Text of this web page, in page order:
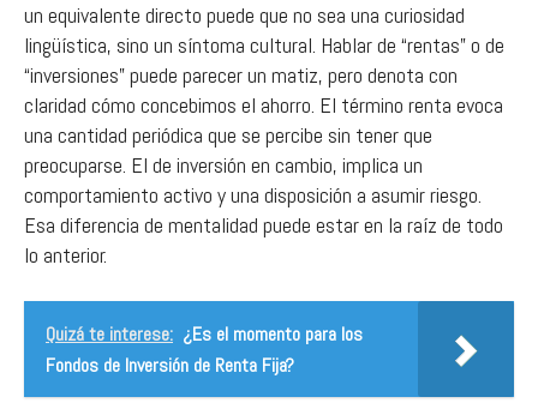
un equivalente directo puede que no sea una curiosidad
lingüística, sino un síntoma cultural. Hablar de “rentas” o de
“inversiones” puede parecer un matiz, pero denota con
claridad cómo concebimos el ahorro. El término renta evoca
una cantidad periódica que se percibe sin tener que
preocuparse. El de inversión en cambio, implica un
comportamiento activo y una disposición a asumir riesgo.
Esa diferencia de mentalidad puede estar en la raíz de todo
lo anterior.
Quizá te interese: ¿Es el momento para los
Fondos de Inversión de Renta Fija?